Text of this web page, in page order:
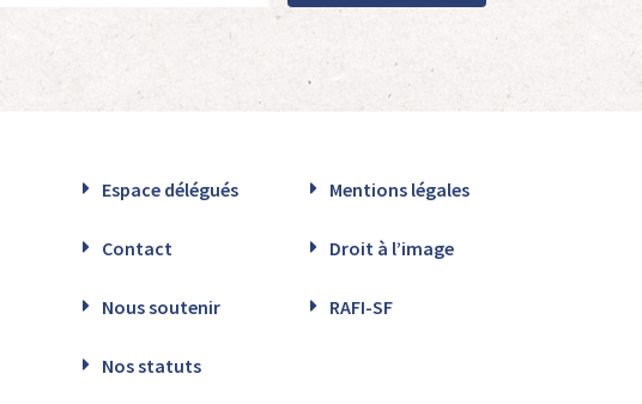
Espace délégués Mentions légales
Contact Droit à l’image
Nous soutenir RAFI-SF
Nos statuts